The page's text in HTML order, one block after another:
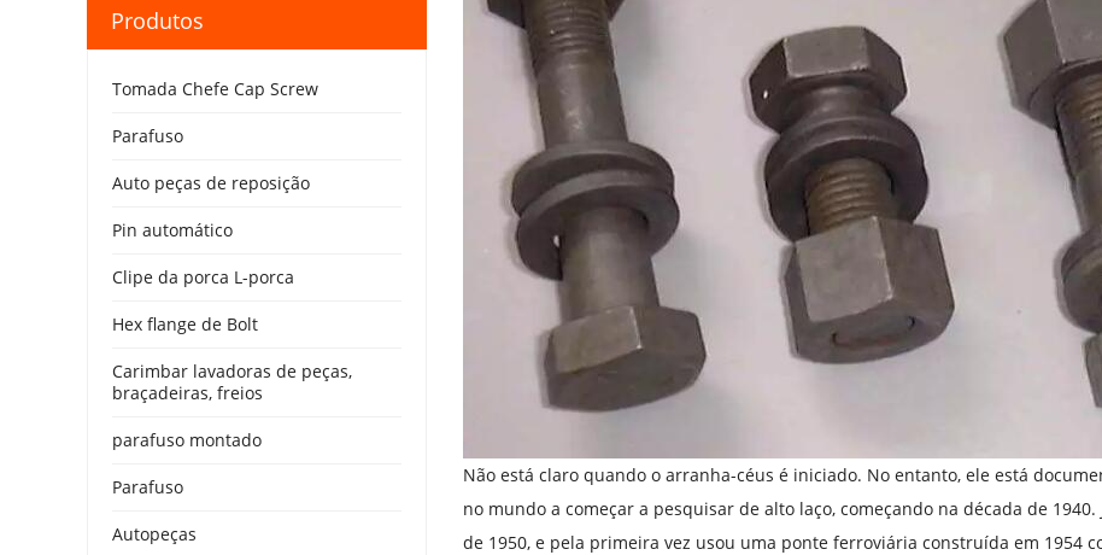
Não está claro quando o arranha-céus é iniciado. No entanto, ele está
no mundo a começar a pesquisar de alto laço, começando na década de
de 1950, e pela primeira vez usou uma ponte ferroviária construída em 1954
Produtos
Tomada Chefe Cap Screw
Parafuso
Auto peças de reposição
Pin automático
Clipe da porca L-porca
Hex flange de Bolt
Carimbar lavadoras de peças,
braçadeiras, freios
parafuso montado
Parafuso
Autopeças